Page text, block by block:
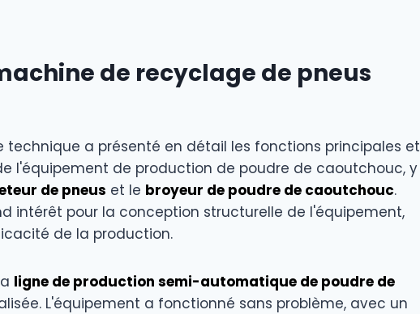
de recyclage de pneus
technique a présenté en détail les fonctions principales et
l'équipement de production de poudre de caoutchouc, y
de pneus et le broyeur de poudre de caoutchouc.
intérêt pour la conception structurelle de l'équipement,
de la production.
ligne de production semi-automatique de poudre de
L'équipement a fonctionné sans problème, avec un